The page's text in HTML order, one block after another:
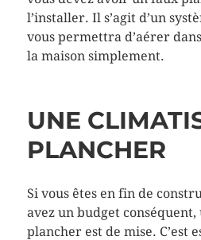
l’installer. Il s’agit d’un
vous permettra d’aérer
la maison simplement.
UNE
PLANCHER
Si vous êtes en fin de
avez un budget
plancher est de mise. C’est